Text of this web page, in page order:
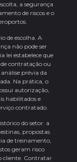
a segurança
de riscos e o
de escolha. A
não pode ser
lei estabelece que
contratação ou
prévia da
Na prática, o
autorização,
habilitados e
contratado.
do setor: a
propostas
de treinamento,
geram risco
cliente. Contratar